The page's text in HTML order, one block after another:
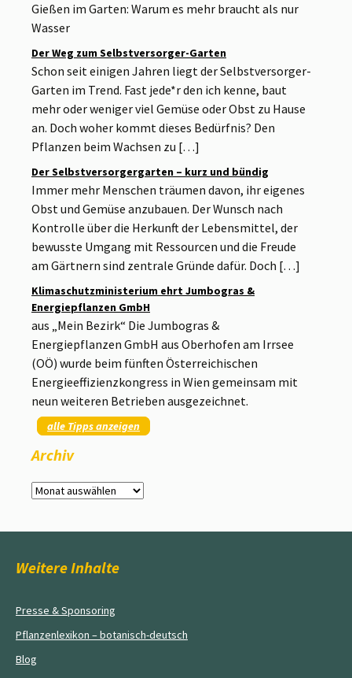
Gießen im Garten: Warum es mehr braucht als nur
Wasser
Der Weg zum Selbstversorger-Garten
Schon seit einigen Jahren liegt der Selbstversorger-
Garten im Trend. Fast jede*r den ich kenne, baut
mehr oder weniger viel Gemüse oder Obst zu Hause
an. Doch woher kommt dieses Bedürfnis? Den
Pflanzen beim Wachsen zu […]
Der Selbstversorgergarten – kurz und bündig
Immer mehr Menschen träumen davon, ihr eigenes
Obst und Gemüse anzubauen. Der Wunsch nach
Kontrolle über die Herkunft der Lebensmittel, der
bewusste Umgang mit Ressourcen und die Freude
am Gärtnern sind zentrale Gründe dafür. Doch […]
Klimaschutzministerium ehrt Jumbogras &
Energiepflanzen GmbH
aus „Mein Bezirk“ Die Jumbogras &
Energiepflanzen GmbH aus Oberhofen am Irrsee
(OÖ) wurde beim fünften Österreichischen
Energieeffizienzkongress in Wien gemeinsam mit
neun weiteren Betrieben ausgezeichnet.
alle Tipps anzeigen
Archiv
Archiv
Weitere Inhalte
Presse & Sponsoring
Pflanzenlexikon – botanisch-deutsch
Blog